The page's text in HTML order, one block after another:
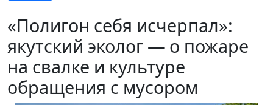
«Полигон себя исчерпал»:
якутский эколог — о пожаре
на свалке и культуре
обращения с мусором